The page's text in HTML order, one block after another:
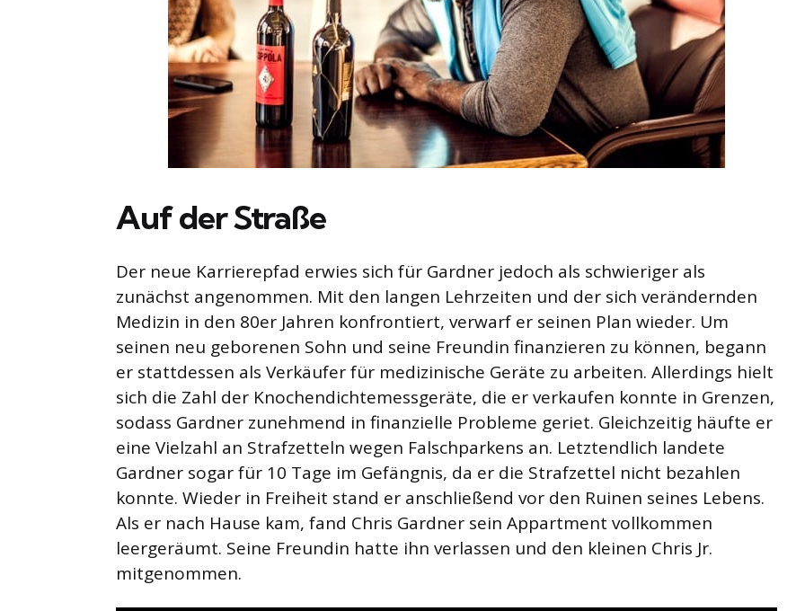
Auf der Straße
Der neue Karrierepfad erwies sich für Gardner jedoch als schwieriger als
zunächst angenommen. Mit den langen Lehrzeiten und der sich verändernden
Medizin in den 80er Jahren konfrontiert, verwarf er seinen Plan wieder. Um
seinen neu geborenen Sohn und seine Freundin finanzieren zu können, begann
er stattdessen als Verkäufer für medizinische Geräte zu arbeiten. Allerdings hielt
sich die Zahl der Knochendichtemessgeräte, die er verkaufen konnte in Grenzen,
sodass Gardner zunehmend in finanzielle Probleme geriet. Gleichzeitig häufte er
eine Vielzahl an Strafzetteln wegen Falschparkens an. Letztendlich landete
Gardner sogar für 10 Tage im Gefängnis, da er die Strafzettel nicht bezahlen
konnte. Wieder in Freiheit stand er anschließend vor den Ruinen seines Lebens.
Als er nach Hause kam, fand Chris Gardner sein Appartment vollkommen
leergeräumt. Seine Freundin hatte ihn verlassen und den kleinen Chris Jr.
mitgenommen.